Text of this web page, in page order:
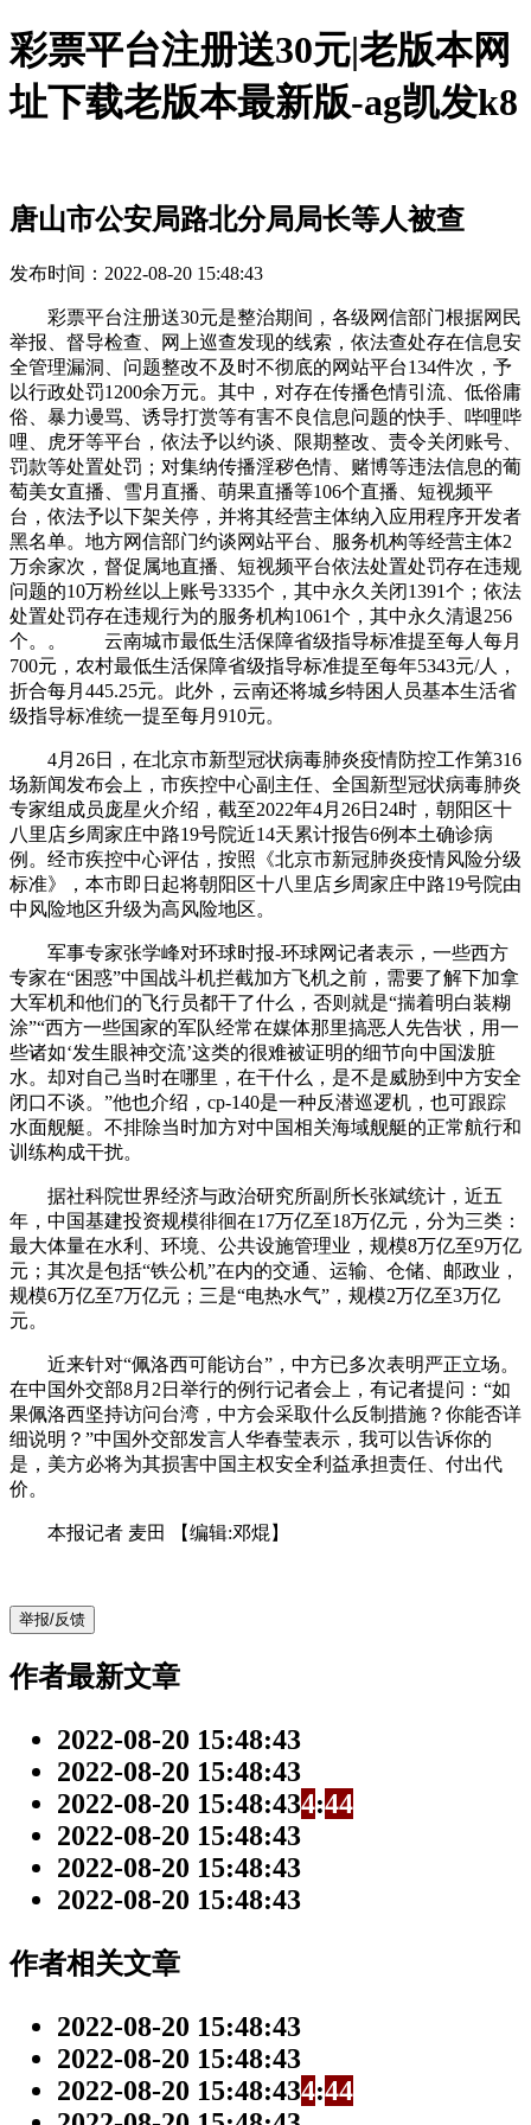
彩票平台注册送30元|老版本网
址下载老版本最新版-ag凯发k8
唐山市公安局路北分局局长等人被查
发布时间：2022-08-20 15:48:43
彩票平台注册送30元是整治期间，各级网信部门根据网民
举报、督导检查、网上巡查发现的线索，依法查处存在信息安
全管理漏洞、问题整改不及时不彻底的网站平台134件次，予
以行政处罚1200余万元。其中，对存在传播色情引流、低俗庸
俗、暴力谩骂、诱导打赏等有害不良信息问题的快手、哔哩哔
哩、虎牙等平台，依法予以约谈、限期整改、责令关闭账号、
罚款等处置处罚；对集纳传播淫秽色情、赌博等违法信息的葡
萄美女直播、雪月直播、萌果直播等106个直播、短视频平
台，依法予以下架关停，并将其经营主体纳入应用程序开发者
黑名单。地方网信部门约谈网站平台、服务机构等经营主体2
万余家次，督促属地直播、短视频平台依法处置处罚存在违规
问题的10万粉丝以上账号3335个，其中永久关闭1391个；依法
处置处罚存在违规行为的服务机构1061个，其中永久清退256
个。。 云南城市最低生活保障省级指导标准提至每人每月
700元，农村最低生活保障省级指导标准提至每年5343元/人，
折合每月445.25元。此外，云南还将城乡特困人员基本生活省
级指导标准统一提至每月910元。
4月26日，在北京市新型冠状病毒肺炎疫情防控工作第316
场新闻发布会上，市疾控中心副主任、全国新型冠状病毒肺炎
专家组成员庞星火介绍，截至2022年4月26日24时，朝阳区十
八里店乡周家庄中路19号院近14天累计报告6例本土确诊病
例。经市疾控中心评估，按照《北京市新冠肺炎疫情风险分级
标准》，本市即日起将朝阳区十八里店乡周家庄中路19号院由
中风险地区升级为高风险地区。
军事专家张学峰对环球时报-环球网记者表示，一些西方
专家在“困惑”中国战斗机拦截加方飞机之前，需要了解下加拿
大军机和他们的飞行员都干了什么，否则就是“揣着明白装糊
涂”“西方一些国家的军队经常在媒体那里搞恶人先告状，用一
些诸如‘发生眼神交流’这类的很难被证明的细节向中国泼脏
水。却对自己当时在哪里，在干什么，是不是威胁到中方安全
闭口不谈。”他也介绍，cp-140是一种反潜巡逻机，也可跟踪
水面舰艇。不排除当时加方对中国相关海域舰艇的正常航行和
训练构成干扰。
据社科院世界经济与政治研究所副所长张斌统计，近五
年，中国基建投资规模徘徊在17万亿至18万亿元，分为三类：
最大体量在水利、环境、公共设施管理业，规模8万亿至9万亿
元；其次是包括“铁公机”在内的交通、运输、仓储、邮政业，
规模6万亿至7万亿元；三是“电热水气”，规模2万亿至3万亿
元。
近来针对“佩洛西可能访台”，中方已多次表明严正立场。
在中国外交部8月2日举行的例行记者会上，有记者提问：“如
果佩洛西坚持访问台湾，中方会采取什么反制措施？你能否详
细说明？”中国外交部发言人华春莹表示，我可以告诉你的
是，美方必将为其损害中国主权安全利益承担责任、付出代
价。
本报记者 麦田 【编辑:邓焜】
举报/反馈
作者最新文章
2022-08-20 15:48:43
2022-08-20 15:48:43
2022-08-20 15:48:434:44
2022-08-20 15:48:43
2022-08-20 15:48:43
2022-08-20 15:48:43
作者相关文章
2022-08-20 15:48:43
2022-08-20 15:48:43
2022-08-20 15:48:434:44